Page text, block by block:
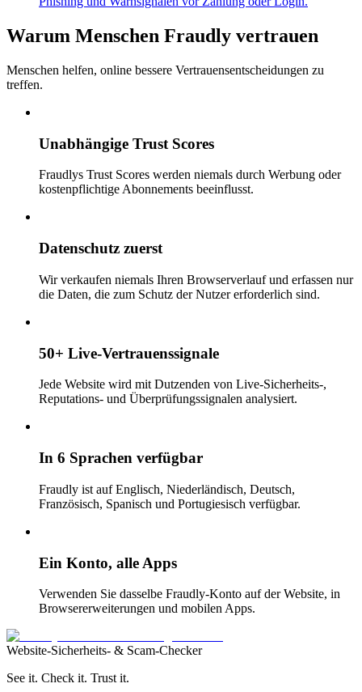
Warum Menschen Fraudly vertrauen
Menschen helfen, online bessere Vertrauensentscheidungen zu
treffen.
Unabhängige Trust Scores
Fraudlys Trust Scores werden niemals durch Werbung oder
kostenpflichtige Abonnements beeinflusst.
Datenschutz zuerst
Wir verkaufen niemals Ihren Browserverlauf und erfassen nur
die Daten, die zum Schutz der Nutzer erforderlich sind.
50+ Live-Vertrauenssignale
Jede Website wird mit Dutzenden von Live-Sicherheits-,
Reputations- und Überprüfungssignalen analysiert.
In 6 Sprachen verfügbar
Fraudly ist auf Englisch, Niederländisch, Deutsch,
Französisch, Spanisch und Portugiesisch verfügbar.
Ein Konto, alle Apps
Verwenden Sie dasselbe Fraudly-Konto auf der Website, in
Browsererweiterungen und mobilen Apps.
Website-Sicherheits- & Scam-Checker
See it. Check it. Trust it.